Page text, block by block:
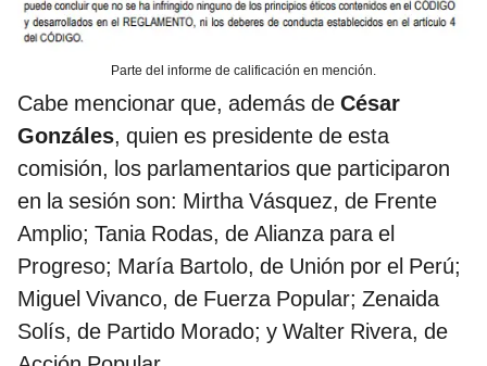
Parte del informe de calificación en mención.
Cabe mencionar que, además de César
Gonzáles, quien es presidente de esta
comisión, los parlamentarios que participaron
en la sesión son: Mirtha Vásquez, de Frente
Amplio; Tania Rodas, de Alianza para el
Progreso; María Bartolo, de Unión por el Perú;
Miguel Vivanco, de Fuerza Popular; Zenaida
Solís, de Partido Morado; y Walter Rivera, de